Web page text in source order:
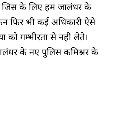
जिस के लिए हम जालंधर के
फिर भी कई अधिकारी ऐसे
को गम्भीरता से नही लेते।
के नए पुलिस कमिश्नर के